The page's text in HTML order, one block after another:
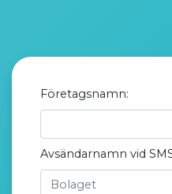
Företagsnamn:
Avsändarnamn vid